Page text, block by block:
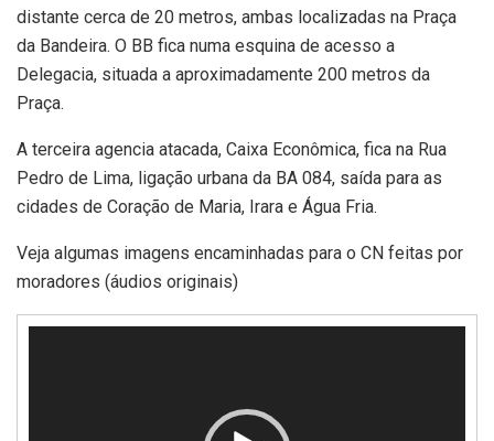
distante cerca de 20 metros, ambas localizadas na Praça
da Bandeira. O BB fica numa esquina de acesso a
Delegacia, situada a aproximadamente 200 metros da
Praça.
A terceira agencia atacada, Caixa Econômica, fica na Rua
Pedro de Lima, ligação urbana da BA 084, saída para as
cidades de Coração de Maria, Irara e Água Fria.
Veja algumas imagens encaminhadas para o CN feitas por
moradores (áudios originais)